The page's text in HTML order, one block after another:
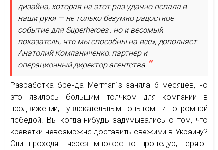
дизайна, которая на этот раз удачно попала в
наши руки — не только безумно радостное
событие для Superheroes., но и весомый
показатель, что мы способны на все», дополняет
Анатолий Компаниченко, партнер и
операционный директор агентства.
Разработка бренда Merman`s заняла 6 месяцев, но
это явилось большим толчком для компании в
продвижении, увлекательным опытом и огромной
победой. Вы когда-нибудь задумывались о том, что
креветки невозможно доставить свежими в Украину?
Они проходят через множество процедур, теряют